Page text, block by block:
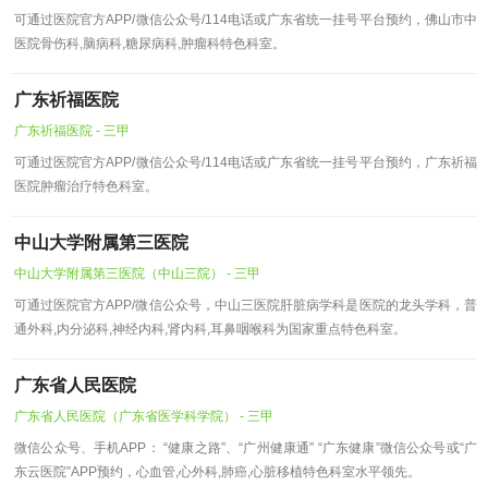
可通过医院官方APP/微信公众号/114电话或广东省统一挂号平台预约，佛山市中
医院骨伤科,脑病科,糖尿病科,肿瘤科特色科室。
广东祈福医院
广东祈福医院 - 三甲
可通过医院官方APP/微信公众号/114电话或广东省统一挂号平台预约，广东祈福
医院肿瘤治疗特色科室。
中山大学附属第三医院
中山大学附属第三医院（中山三院） - 三甲
可通过医院官方APP/微信公众号，中山三医院肝脏病学科是医院的龙头学科，普
通外科,内分泌科,神经内科,肾内科,耳鼻咽喉科为国家重点特色科室。
广东省人民医院
广东省人民医院（广东省医学科学院） - 三甲
微信公众号、手机APP： “健康之路”、“广州健康通” “广东健康”微信公众号或“广
东云医院”APP预约，心血管,心外科,肺癌,心脏移植特色科室水平领先。